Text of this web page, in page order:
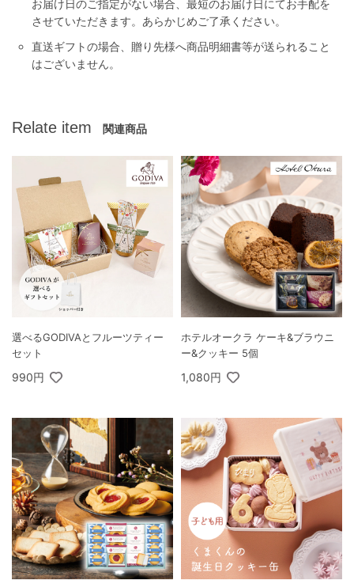
お届け日のご指定がない場合、最短のお届け日にてお手配を
させていただきます。あらかじめご了承ください。
直送ギフトの場合、贈り先様へ商品明細書等が送られること
はございません。
Relate item 関連商品
選べるGODIVAとフルーツティー
セット
990円
ホテルオークラ ケーキ&ブラウニ
ー&クッキー 5個
1,080円